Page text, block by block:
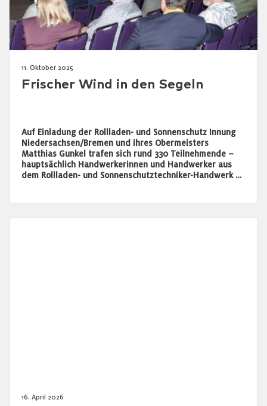
11. Oktober 2025
Frischer Wind in den Segeln
Auf Einladung der Rollladen- und Sonnenschutz Innung
Niedersachsen/Bremen und ihres Obermeisters
Matthias Gunkel trafen sich rund 330 Teilnehmende –
hauptsächlich Handwerkerinnen und Handwerker aus
dem Rollladen- und Sonnenschutztechniker-Handwerk …
16. April 2026